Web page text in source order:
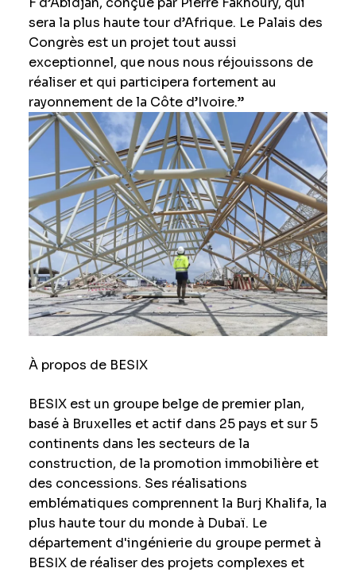
sera la plus haute tour d’Afrique. Le Palais des
Congrès est un projet tout aussi
exceptionnel, que nous nous réjouissons de
réaliser et qui participera fortement au
rayonnement de la Côte d’Ivoire.”
À propos de BESIX
BESIX est un groupe belge de premier plan,
basé à Bruxelles et actif dans 25 pays et sur 5
continents dans les secteurs de la
construction, de la promotion immobilière et
des concessions. Ses réalisations
emblématiques comprennent la Burj Khalifa, la
plus haute tour du monde à Dubaï. Le
département d'ingénierie du groupe permet à
BESIX de réaliser des projets complexes et